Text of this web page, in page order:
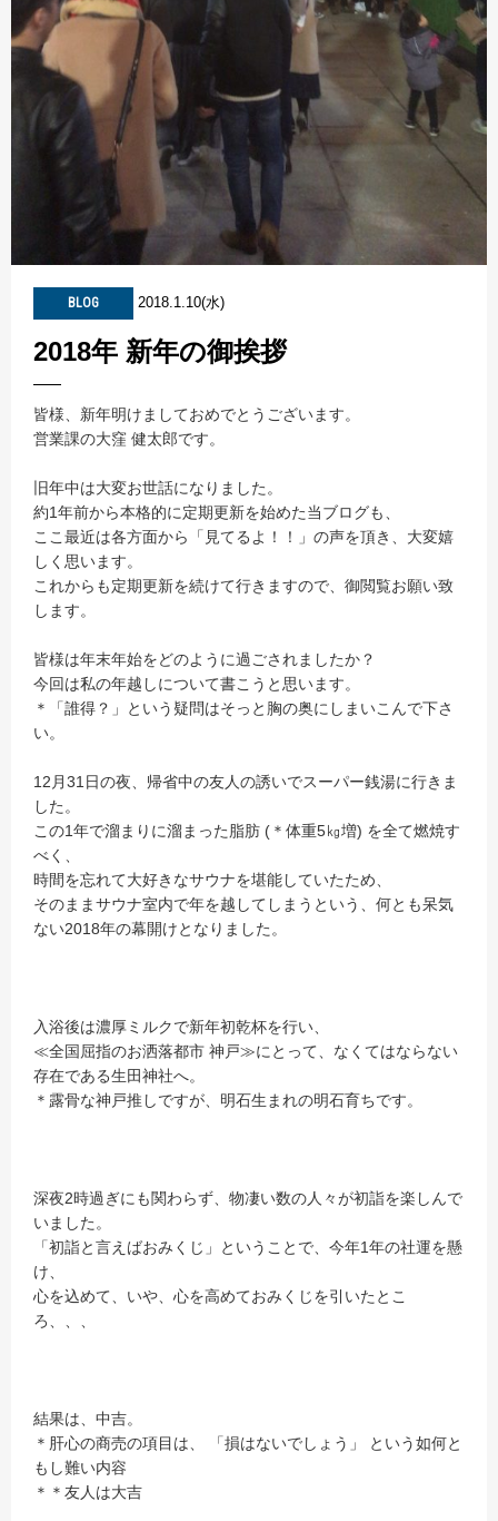
BLOG 2018.1.10(水)
2018年 新年の御挨拶
皆様、新年明けましておめでとうございます。
営業課の大窪 健太郎です。
旧年中は大変お世話になりました。
約1年前から本格的に定期更新を始めた当ブログも、
ここ最近は各方面から「見てるよ！！」の声を頂き、大変嬉
しく思います。
これからも定期更新を続けて行きますので、御閲覧お願い致
します。
皆様は年末年始をどのように過ごされましたか？
今回は私の年越しについて書こうと思います。
＊「誰得？」という疑問はそっと胸の奥にしまいこんで下さ
い。
12月31日の夜、帰省中の友人の誘いでスーパー銭湯に行きま
した。
この1年で溜まりに溜まった脂肪 (＊体重5㎏増) を全て燃焼す
べく、
時間を忘れて大好きなサウナを堪能していたため、
そのままサウナ室内で年を越してしまうという、何とも呆気
ない2018年の幕開けとなりました。
入浴後は濃厚ミルクで新年初乾杯を行い、
≪全国屈指のお洒落都市 神戸≫にとって、なくてはならない
存在である生田神社へ。
＊露骨な神戸推しですが、明石生まれの明石育ちです。
深夜2時過ぎにも関わらず、物凄い数の人々が初詣を楽しんで
いました。
「初詣と言えばおみくじ」ということで、今年1年の社運を懸
け、
心を込めて、いや、心を高めておみくじを引いたとこ
ろ、、、
結果は、中吉。
＊肝心の商売の項目は、 「損はないでしょう」 という如何と
もし難い内容
＊＊友人は大吉